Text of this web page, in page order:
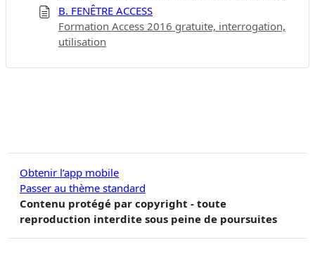
B. FENÊTRE ACCESS
Formation Access 2016 gratuite, interrogation,
utilisation
Obtenir l’app mobile
Passer au thème standard
Contenu protégé par copyright - toute
reproduction interdite sous peine de poursuites